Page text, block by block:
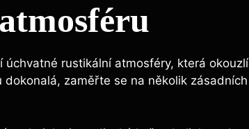
rustikální atmosféry, která okouzlí
zaměřte se na několik zásadních